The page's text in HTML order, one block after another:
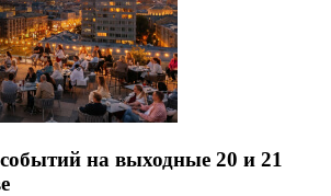
на выходные 20 и 21